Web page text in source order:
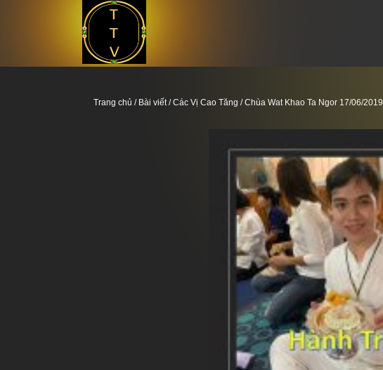
Trang chủ / Bài viết/Các Vị Cao Tăng / Chùa Wat Khao Ta Ngor 17/06/2019